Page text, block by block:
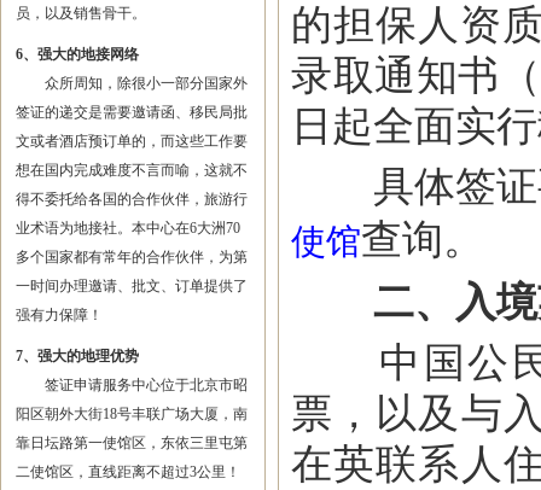
员，以及销售骨干。
6、强大的地接网络
众所周知，除很小一部分国家外
签证的递交是需要邀请函、移民局批
文或者酒店预订单的，而这些工作要
想在国内完成难度不言而喻，这就不
得不委托给各国的合作伙伴，旅游行
业术语为地接社。本中心在6大洲70
多个国家都有常年的合作伙伴，为第
一时间办理邀请、批文、订单提供了
强有力保障！
7、强大的地理优势
签证申请服务中心位于北京市昭
阳区朝外大街18号丰联广场大厦，南
靠日坛路第一使馆区，东依三里屯第
二使馆区，直线距离不超过3公里！
的担保人资
录取通知书
日起全面实
具体签证
使馆查询。
二、入
中国公民
票，以及与
在英联系人